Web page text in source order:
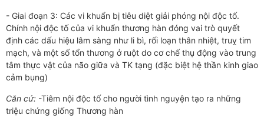
- Giai đoạn 3: Các vi khuẩn bị tiêu diệt giải phóng nội độc tố.
Chính nội độc tố của vi khuẩn th­­ương hàn đóng vai trò quyết
định các dấu hiệu lâm sàng như­­ li bì, rối loạn thân nhiệt, truỵ tim
mạch, và một số tổn th­­ương ở ruột do cơ chế thụ động vào trung
tâm thực vật của não giữa và TK tạng (đặc biệt hệ thần kinh giao
cảm bụng)
Căn cứ: -Tiêm nội độc tố cho ng­ười tình nguyện tạo ra những
triệu chứng giống Thương hàn